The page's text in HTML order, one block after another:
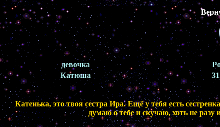
девочка
Катюша
Катенька, это твоя сестра Ира. Ещё у тебя есть
думаю о тебе и скучаю, хоть не